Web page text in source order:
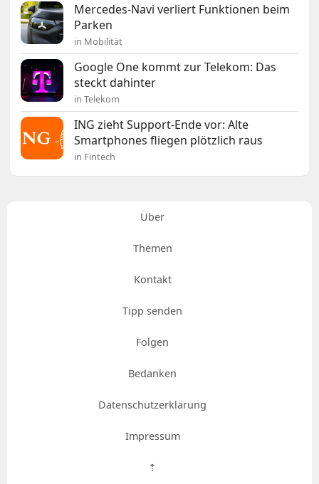
Mercedes-Navi verliert Funktionen beim
Parken
in Mobilität
Google One kommt zur Telekom: Das
steckt dahinter
in Telekom
ING zieht Support-Ende vor: Alte
Smartphones fliegen plötzlich raus
in Fintech
Über
Themen
Kontakt
Tipp senden
Folgen
Bedanken
Datenschutzerklärung
Impressum
⇡